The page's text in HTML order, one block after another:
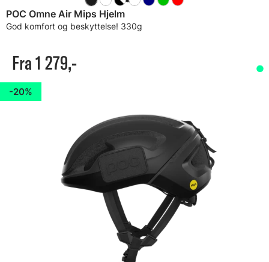
POC Omne Air Mips Hjelm
God komfort og beskyttelse! 330g
Fra 1 279,-
20%